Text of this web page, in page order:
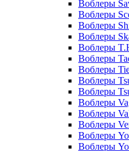
Воблеры
Воблеры
Воблеры
Воблеры
Воблеры
Воблеры
Воблеры
Воблеры
Воблеры
Воблеры
Воблеры
Воблеры
Воблеры
Воблеры